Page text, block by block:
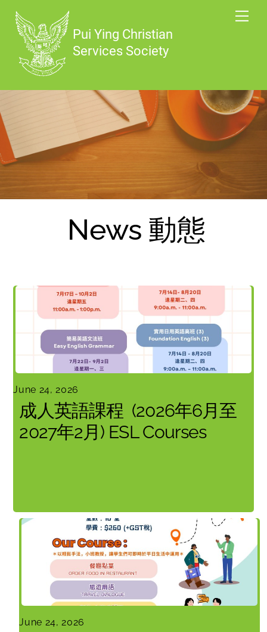
content
News 動態
June 24, 2026
成人英語課程 (2026年6月至
2027年2月) ESL Courses
June 24, 2026